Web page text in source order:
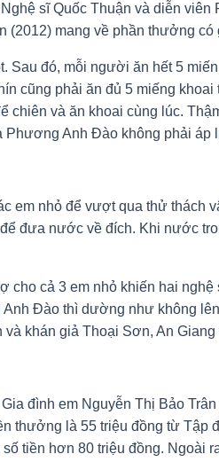
sĩ Quốc Thuận và diễn
mang về phần thưởng có
đó, mỗi người ăn hết 5
cũng phải ăn đủ 5 miếng
và ăn khoai cùng lúc.
Anh Đào không phải áp
nhỏ để vượt qua thử thách
đưa nước về đích. Khi nước
cả 3 em nhỏ khiến hai
Đào thì dường như không
khán giả Thoại Sơn, An
đình em Nguyễn Thị Bảo
thưởng là 55 triệu đồng từ Tập
tiền hơn 80 triệu đồng. Ngoài